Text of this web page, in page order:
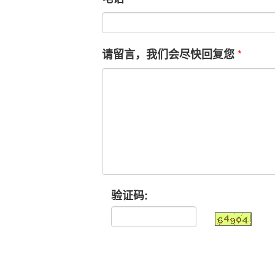
请留言，我们会尽快回复您 *
验证码: